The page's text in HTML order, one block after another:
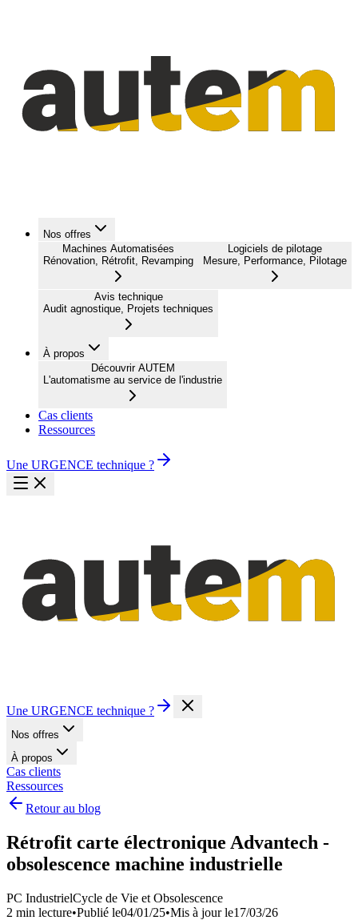
Nos offres
Machines Automatisées
Rénovation, Rétrofit, Revamping
Logiciels de pilotage
Mesure, Performance, Pilotage
Avis technique
Audit agnostique, Projets techniques
À propos
Découvrir AUTEM
L'automatisme au service de l'industrie
Cas clients
Ressources
Une URGENCE technique ?
Une URGENCE technique ?
Nos offres
À propos
Cas clients
Ressources
Retour au blog
Rétrofit carte électronique Advantech -
obsolescence machine industrielle
PC IndustrielCycle de Vie et Obsolescence
2 min lecture•Publié le04/01/25•Mis à jour le17/03/26